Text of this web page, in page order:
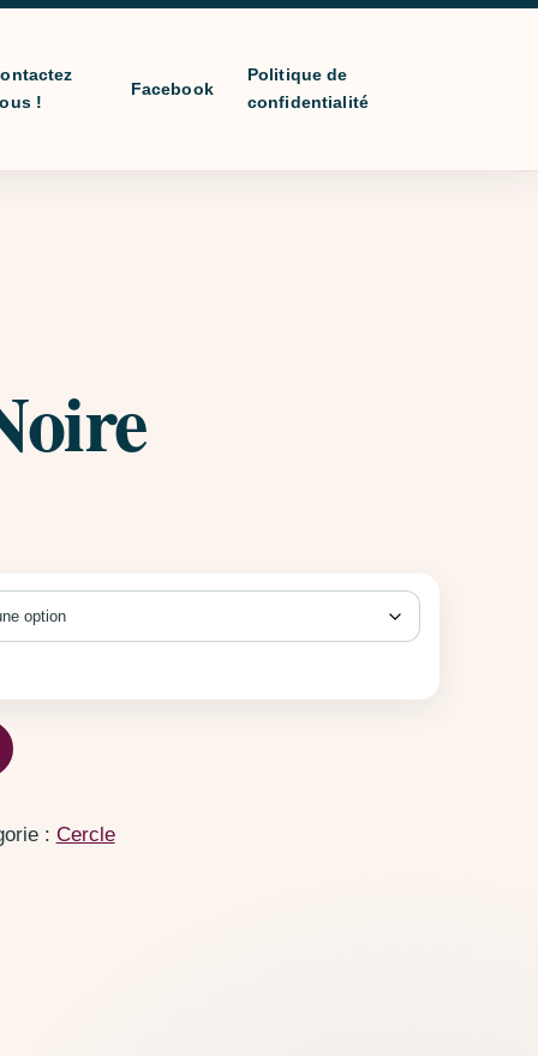
!
Facebook
Politique de
confidentialité
: €10,00 à €20,00
: Cercle